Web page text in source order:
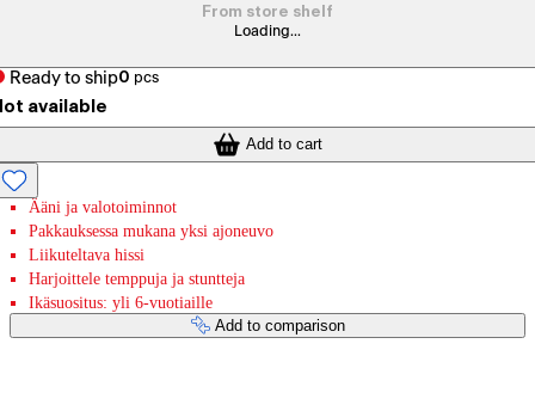
From store shelf
Loading...
Ready to ship0 pcs
available
Add to cart
Ääni ja valotoiminnot
Pakkauksessa mukana yksi ajoneuvo
Liikuteltava hissi
Harjoittele temppuja ja stuntteja
Ikäsuositus: yli 6-vuotiaille
Add to comparison